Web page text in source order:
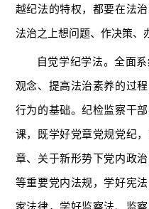
越纪法的特权，都要在法
法治之上想问题、作决策、
自觉学纪学法。全面
观念、提高法治素养的过
行为的基础。纪检监察干
课，既学好党章党规党纪
章、关于新形势下党内政
等重要党内法规，学好宪